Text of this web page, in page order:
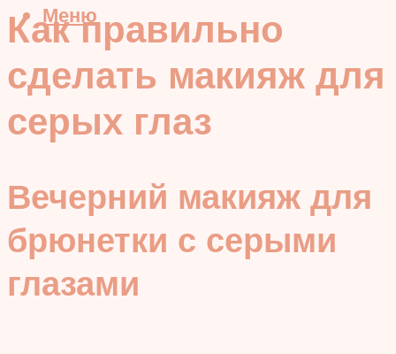
Меню
Как правильно
сделать макияж для
серых глаз
Вечерний макияж для
брюнетки с серыми
глазами